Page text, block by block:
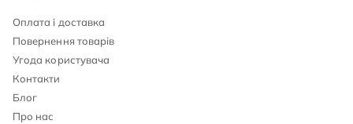
Оплата і доставка
Повернення товарів
Угода користувача
Контакти
Блог
Про нас